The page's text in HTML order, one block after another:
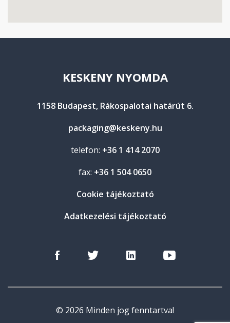
KESKENY NYOMDA
1158 Budapest, Rákospalotai határút 6.
packaging@keskeny.hu
telefon: +36 1 414 2070
fax: +36 1 504 0650
Cookie tájékoztató
Adatkezelési tájékoztató
© 2026 Minden jog fenntartva!